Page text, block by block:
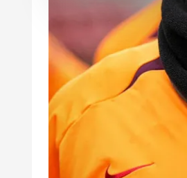
çerezler vasıtasıyla
amacıyla
reklam/pazarlama
Çerezlere ilişkin
butonuna tıklayabilir,
6698 sayılı Kişisel
mevzuata uygun